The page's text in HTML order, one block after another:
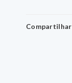
Compartilhar